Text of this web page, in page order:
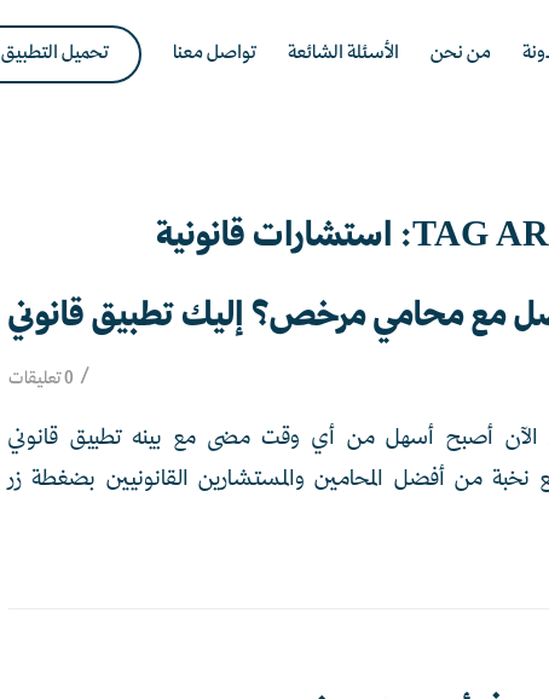
من نحن الأسئلة الشائعة تواصل معنا تحميل التطبيق
TAG استشارات قانونية
مع محامي مرخص؟ إليك تطبيق قانوني
/ 0 تعليقات
أصبح أسهل من أي وقت مضى مع بينه تطبيق قانوني
نخبة من أفضل المحامين والمستشارين القانونيين بضغطة زر